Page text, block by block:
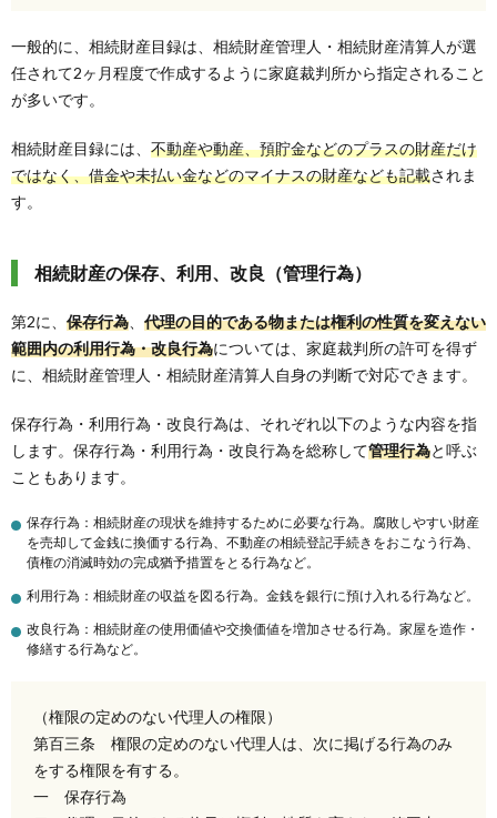
一般的に、相続財産目録は、相続財産管理人・相続財産清算人が選
任されて2ヶ月程度で作成するように家庭裁判所から指定されること
が多いです。
相続財産目録には、 不動産や動産、預貯金などのプラスの財産だけ
ではなく、借金や未払い金などのマイナスの財産なども記載されま
す。
相続財産の保存、利用、改良（管理行為）
第2に、 保存行為
代理の目的である物または権利の性質を変えない
範囲内の利用行為・改良行為については、家庭裁判所の許可を得ず
に、相続財産管理人・相続財産清算人自身の判断で対応できます。
保存行為・利用行為・改良行為は、それぞれ以下のような内容を指
します。保存行為・利用行為・改良行為を総称して管理行為と呼ぶ
こともあります。
保存行為：相続財産の現状を維持するために必要な行為。腐敗しやすい財産
を売却して金銭に換価する行為、不動産の相続登記手続きをおこなう行為、
債権の消滅時効の完成猶予措置をとる行為など。
利用行為：相続財産の収益を図る行為。金銭を銀行に預け入れる行為など。
改良行為：相続財産の使用価値や交換価値を増加させる行為。家屋を造作・
修繕する行為など。
（権限の定めのない代理人の権限）
第百三条 権限の定めのない代理人は、次に掲げる行為のみ
をする権限を有する。
一 保存行為